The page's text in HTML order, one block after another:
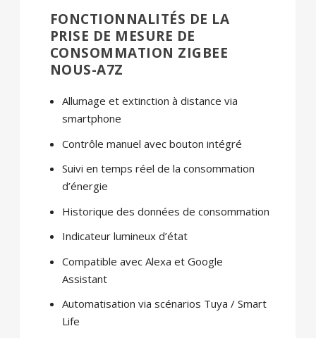
FONCTIONNALITÉS DE LA
PRISE DE MESURE DE
CONSOMMATION ZIGBEE
NOUS-A7Z
Allumage et extinction à distance via
smartphone
Contrôle manuel avec bouton intégré
Suivi en temps réel de la consommation
d’énergie
Historique des données de consommation
Indicateur lumineux d’état
Compatible avec Alexa et Google
Assistant
Automatisation via scénarios Tuya / Smart
Life